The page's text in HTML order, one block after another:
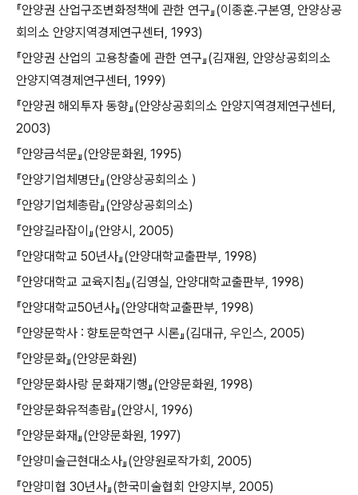
『안양권 산업구조변화정책에 관한 연구』(이종훈․구본영, 안양상공
회의소 안양지역경제연구센터, 1993)
『안양권 산업의 고용창출에 관한 연구』(김재원, 안양상공회의소
안양지역경제연구센터, 1999)
『안양권 해외투자 동향』(안양상공회의소 안양지역경제연구센터,
2003)
『안양금석문』(안양문화원, 1995)
『안양기업체명단』(안양상공회의소 )
『안양기업체총람』(안양상공회의소)
『안양길라잡이』(안양시, 2005)
『안양대학교 50년사』(안양대학교출판부, 1998)
『안양대학교 교육지침』(김영실, 안양대학교출판부, 1998)
『안양대학교50년사』(안양대학교출판부, 1998)
『안양문학사 : 향토문학연구 시론』(김대규, 우인스, 2005)
『안양문화』(안양문화원)
『안양문화사랑 문화재기행』(안양문화원, 1998)
『안양문화유적총람』(안양시, 1996)
『안양문화재』(안양문화원, 1997)
『안양미술근현대소사』(안양원로작가회, 2005)
『안양미협 30년사』(한국미술협회 안양지부, 2005)